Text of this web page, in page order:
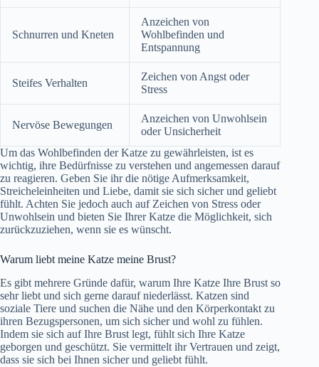
Schnurren und Kneten
Anzeichen von
Wohlbefinden und
Entspannung
Steifes Verhalten
Zeichen von Angst oder
Stress
Nervöse Bewegungen
Anzeichen von Unwohlsein
oder Unsicherheit
Um das Wohlbefinden der Katze zu gewährleisten, ist es
wichtig, ihre Bedürfnisse zu verstehen und angemessen darauf
zu reagieren. Geben Sie ihr die nötige Aufmerksamkeit,
Streicheleinheiten und Liebe, damit sie sich sicher und geliebt
fühlt. Achten Sie jedoch auch auf Zeichen von Stress oder
Unwohlsein und bieten Sie Ihrer Katze die Möglichkeit, sich
zurückzuziehen, wenn sie es wünscht.
Warum liebt meine Katze meine Brust?
Es gibt mehrere Gründe dafür, warum Ihre Katze Ihre Brust so
sehr liebt und sich gerne darauf niederlässt. Katzen sind
soziale Tiere und suchen die Nähe und den Körperkontakt zu
ihren Bezugspersonen, um sich sicher und wohl zu fühlen.
Indem sie sich auf Ihre Brust legt, fühlt sich Ihre Katze
geborgen und geschützt. Sie vermittelt ihr Vertrauen und zeigt,
dass sie sich bei Ihnen sicher und geliebt fühlt.